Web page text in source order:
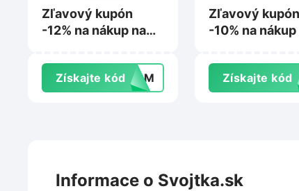
Zľavový kupón
-12% na nákup na
Získajte kódZNPM
Zľavový kupón
-10% na nákup
Získajte kód
Informace o Svojtka.sk